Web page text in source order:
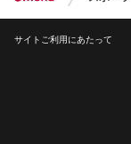
サイトご利用にあたって